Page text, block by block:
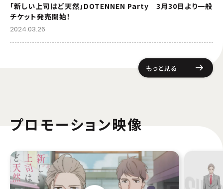
「新しい上司はど天然」DOTENNEN Party 3月30日より一般
チケット発売開始！
2024.03.26
もっと見る
プロモーション映像